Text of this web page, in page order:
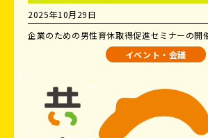
2025年10月29日
企業のための男性育休取得促進セミナーの開
イベント・会議